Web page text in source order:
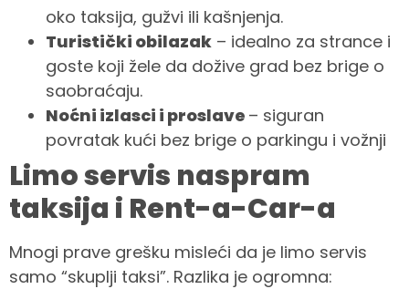
oko taksija, gužvi ili kašnjenja.
Turistički obilazak – idealno za strance i
goste koji žele da dožive grad bez brige o
saobraćaju.
Noćni izlasci i proslave – siguran
povratak kući bez brige o parkingu i vožnji
Limo servis naspram
taksija i Rent-a-Car-a
Mnogi prave grešku misleći da je limo servis
samo “skuplji taksi”. Razlika je ogromna: